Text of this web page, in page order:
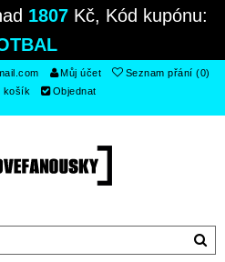
1807 Kč, Kód kupónu:
Můj účet
Seznam přání (0)
košík
Objednat